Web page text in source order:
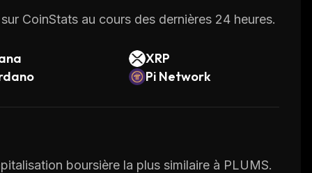
CoinStats au cours des dernières 24 heures.
XRP
Pi Network
boursière la plus similaire à PLUMS.